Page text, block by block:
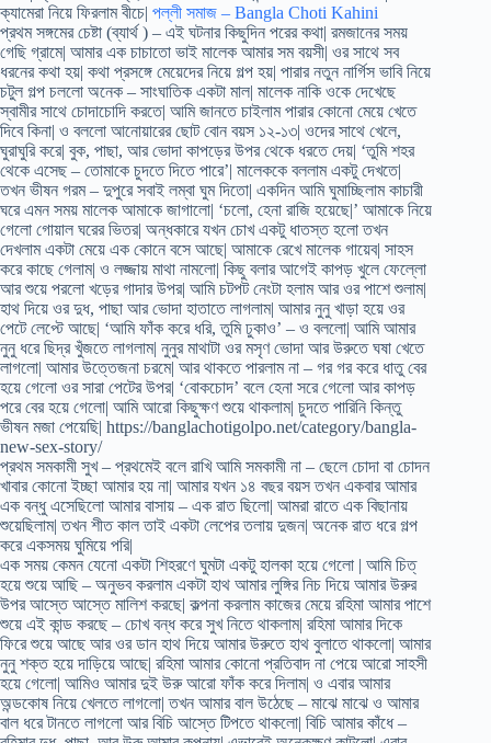
ক্যামেরা নিয়ে ফিরলাম বীচে| পল্লী সমাজ – Bangla Choti Kahini
প্রথম সঙ্গমের চেষ্টা (ব্যার্থ ) – এই ঘটনার কিছুদিন পরের কথা| রমজানের সময়
গেছি গ্রামে| আমার এক চাচাতো ভাই মালেক আমার সম বয়সী| ওর সাথে সব
ধরনের কথা হয়| কথা প্রসঙ্গে মেয়েদের নিয়ে গল্প হয়| পারার নতুন নার্গিস ভাবি নিয়ে
চটুল গল্প চললো অনেক – সাংঘাতিক একটা মাল| মালেক নাকি ওকে দেখেছে
স্বামীর সাথে চোদাচোদি করতে| আমি জানতে চাইলাম পারার কোনো মেয়ে খেতে
দিবে কিনা| ও বললো আনোয়ারের ছোট বোন বয়স ১২-১৩| ওদের সাথে খেলে,
ঘুরাঘুরি করে| বুক, পাছা, আর ভোদা কাপড়ের উপর থেকে ধরতে দেয়| ‘তুমি শহর
থেকে এসেছ – তোমাকে চুদতে দিতে পারে’| মালেককে বললাম একটু দেখতে|
তখন ভীষন গরম – দুপুরে সবাই লম্বা ঘুম দিতো| একদিন আমি ঘুমাচ্ছিলাম কাচারী
ঘরে এমন সময় মালেক আমাকে জাগালো| ‘চলো, হেনা রাজি হয়েছে|’ আমাকে নিয়ে
গেলো গোয়াল ঘরের ভিতর| অন্ধকারে যখন চোখ একটু ধাতস্ত হলো তখন
দেখলাম একটা মেয়ে এক কোনে বসে আছে| আমাকে রেখে মালেক গায়েব| সাহস
করে কাছে গেলাম| ও লজ্জায় মাথা নামলো| কিছু বলার আগেই কাপড় খুলে ফেল্লো
আর শুয়ে পরলো খড়ের গাদার উপর| আমি চটপট নেংটা হলাম আর ওর পাশে শুলাম|
হাথ দিয়ে ওর দুধ, পাছা আর ভোদা হাতাতে লাগলাম| আমার নুনু খাড়া হয়ে ওর
পেটে লেপ্টে আছে| ‘আমি ফাঁক করে ধরি, তুমি ঢুকাও’ – ও বললো| আমি আমার
নুনু ধরে ছিদ্র খুঁজতে লাগলাম| নুনুর মাথাটা ওর মসৃণ ভোদা আর উরুতে ঘষা খেতে
লাগলো| আমার উত্তেজনা চরমে| আর থাকতে পারলাম না – গর গর করে ধাতু বের
হয়ে গেলো ওর সারা পেটের উপর| ‘বোকচোদ’ বলে হেনা সরে গেলো আর কাপড়
পরে বের হয়ে গেলো| আমি আরো কিছুক্ষণ শুয়ে থাকলাম| চুদতে পারিনি কিন্তু
ভীষন মজা পেয়েছি| https://banglachotigolpo.net/category/bangla-
new-sex-story/
প্রথম সমকামী সুখ – প্রথমেই বলে রাখি আমি সমকামী না – ছেলে চোদা বা চোদন
খাবার কোনো ইচ্ছা আমার হয় না| আমার যখন ১৪ বছর বয়স তখন একবার আমার
এক বন্ধু এসেছিলো আমার বাসায় – এক রাত ছিলো| আমরা রাতে এক বিছানায়
শুয়েছিলাম| তখন শীত কাল তাই একটা লেপের তলায় দুজন| অনেক রাত ধরে গল্প
করে একসময় ঘুমিয়ে পরি|
এক সময় কেমন যেনো একটা শিহরণে ঘুমটা একটু হালকা হয়ে গেলো | আমি চিত্
হয়ে শুয়ে আছি – অনুভব করলাম একটা হাথ আমার লুঙ্গির নিচ দিয়ে আমার উরুর
উপর আস্তে আস্তে মালিশ করছে| কল্পনা করলাম কাজের মেয়ে রহিমা আমার পাশে
শুয়ে এই কান্ড করছে – চোখ বন্ধ করে সুখ নিতে থাকলাম| রহিমা আমার দিকে
ফিরে শুয়ে আছে আর ওর ডান হাথ দিয়ে আমার উরুতে হাথ বুলাতে থাকলো| আমার
নুনু শক্ত হয়ে দাড়িয়ে আছে| রহিমা আমার কোনো প্রতিবাদ না পেয়ে আরো সাহসী
হয়ে গেলো| আমিও আমার দুই উরু আরো ফাঁক করে দিলাম| ও এবার আমার
অন্ডকোষ নিয়ে খেলতে লাগলো| তখন আমার বাল উঠেছে – মাঝে মাঝে ও আমার
বাল ধরে টানতে লাগলো আর বিচি আস্তে টিপতে থাকলো| বিচি আমার কাঁধে –